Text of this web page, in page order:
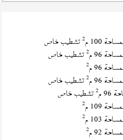
100 م 2تشطيب خاص
96 م 2تشطيب خاص
96 م 2
96 م 2تشطيب خاص
م 2تشطيب خاص
109 م 2
103 م 2
92 م 2